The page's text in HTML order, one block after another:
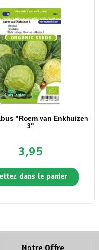
"Roem van Enkhuizen
3"
3,95
dans le panier